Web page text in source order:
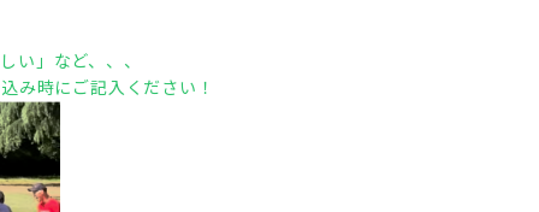
い」など、、、
み時にご記入ください！